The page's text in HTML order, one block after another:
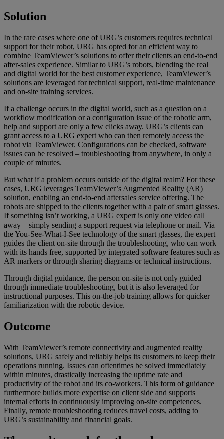
Solution
In the rare cases where one of URG’s customers requires technical
support for their robot, URG has opted for an efficient way to
combine TeamViewer’s solutions to offer their clients an end-to-end
after-sales experience. Similar to URG’s robots, blending the real
and digital world for the best customer experience, TeamViewer’s
solutions are leveraged for technical support, real-time maintenance
and on-site training services.
If a challenge occurs in the digital world, such as a question on a
workflow modification or a configuration issue of the robotic arm,
help and support are only a few clicks away. URG’s clients can
grant access to a URG expert who can then remotely access the
robot via TeamViewer. Configurations can be checked, software
issues can be resolved – troubleshooting from anywhere, in only a
couple of minutes.
But what if a problem occurs outside of the digital realm? For these
cases, URG leverages TeamViewer’s Augmented Reality (AR)
solution, enabling an end-to-end aftersales service offering. The
robots are shipped to the clients together with a pair of smart glasses.
If something isn’t working, a URG expert is only one video call
away – simply sending a support request via telephone or mail. Via
the You-See-What-I-See technology of the smart glasses, the expert
guides the client on-site through the troubleshooting, who can work
with its hands free, supported by integrated software features such as
AR markers or through sharing diagrams or technical instructions.
Through digital guidance, the person on-site is not only guided
through immediate troubleshooting, but it is also leveraged for
instructional purposes. This on-the-job training allows for quicker
familiarization with the robotic device.
Outcome
With TeamViewer’s remote connectivity and augmented reality
solutions, URG safely and reliably helps its customers to keep their
operations running. Issues can oftentimes be solved immediately
within minutes, drastically increasing the uptime rate and
productivity of the robot and its co-workers. This form of guidance
furthermore builds more expertise on client side and supports
internal efforts in continuously improving on-site competences.
Finally, remote troubleshooting reduces travel costs, adding to
URG’s sustainability and financial goals.